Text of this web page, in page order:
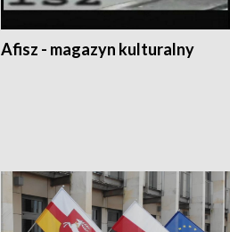
Afisz - magazyn kulturalny